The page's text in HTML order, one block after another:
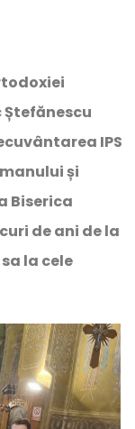
IPS
și
Biserica
de ani de la
la cele